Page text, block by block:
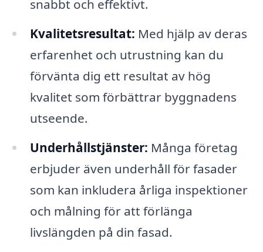
snabbt och effektivt.
Kvalitetsresultat: Med hjälp av deras
erfarenhet och utrustning kan du
förvänta dig ett resultat av hög
kvalitet som förbättrar byggnadens
utseende.
Underhållstjänster: Många företag
erbjuder även underhåll för fasader
som kan inkludera årliga inspektioner
och målning för att förlänga
livslängden på din fasad.